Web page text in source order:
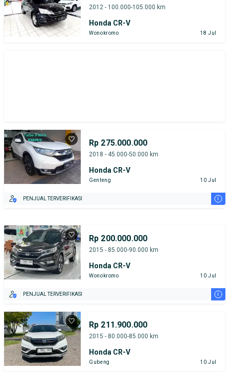
2012 - 100.000-105.000 km
Honda CR-V
Wonokromo 18 Jul
Rp 275.000.000
2018 - 45.000-50.000 km
Honda CR-V
Genteng 10 Jul
PENJUAL TERVERIFIKASI i
Rp 200.000.000
2015 - 85.000-90.000 km
Honda CR-V
Wonokromo 10 Jul
PENJUAL TERVERIFIKASI i
Rp 211.900.000
2015 - 80.000-85.000 km
Honda CR-V
Gubeng 10 Jul